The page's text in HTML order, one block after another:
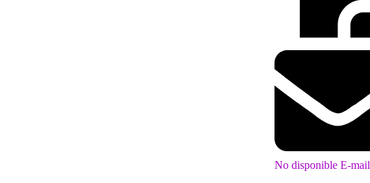
No disponible E-mail